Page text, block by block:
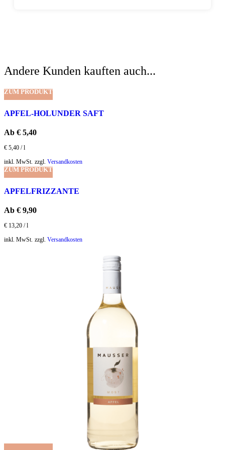
Andere Kunden kauften auch...
ZUM PRODUKT
APFEL-HOLUNDER SAFT
Ab € 5,40
€ 5,40 /l
inkl. MwSt. zzgl. Versandkosten
ZUM PRODUKT
APFELFRIZZANTE
Ab € 9,90
€ 13,20 /l
inkl. MwSt. zzgl. Versandkosten